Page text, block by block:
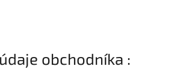
obchodníka :